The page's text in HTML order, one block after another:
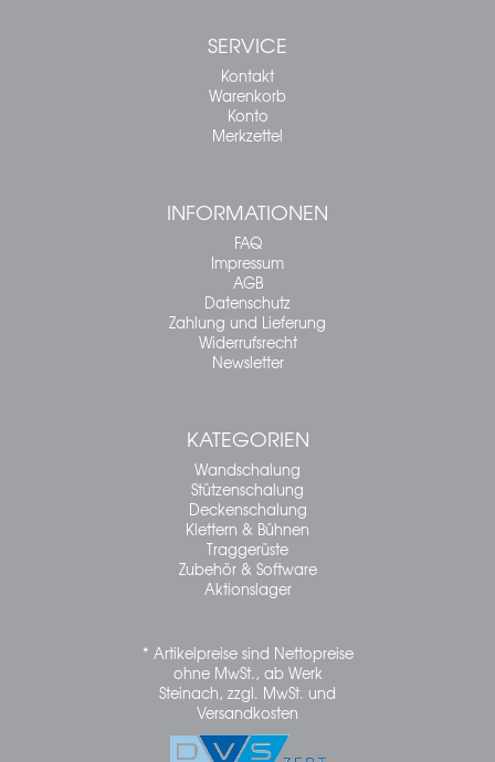
SERVICE
Kontakt
Warenkorb
Konto
Merkzettel
INFORMATIONEN
FAQ
Impressum
AGB
Datenschutz
Zahlung und Lieferung
Widerrufsrecht
Newsletter
KATEGORIEN
Wandschalung
Stützenschalung
Deckenschalung
Klettern & Bühnen
Traggerüste
Zubehör & Software
Aktionslager
* Artikelpreise sind Nettopreise
ohne MwSt., ab Werk
Steinach, zzgl. MwSt. und
Versandkosten